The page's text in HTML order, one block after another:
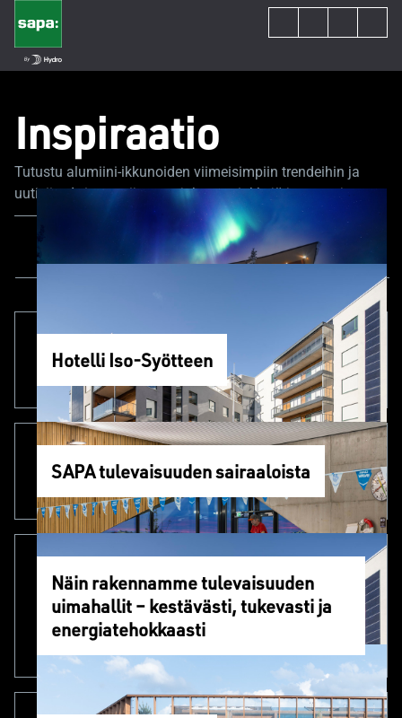
Inspiraatio
Tutustu alumiini-ikkunoiden viimeisimpiin trendeihin ja
uutisiin. Asiantuntijamme jakavat vinkkejä ja neuvoja,
jotka auttavat sinua rakennus- tai remonttiprojektissasi.
Uutiset Projektit
Hotelli Iso-Syötteen
SAPA tulevaisuuden sairaaloista
Näin rakennamme tulevaisuuden
uimahallit – kestävästi, tukevasti ja
energiatehokkaasti